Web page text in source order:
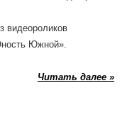
видеороликов
Южной».
Читать далее »